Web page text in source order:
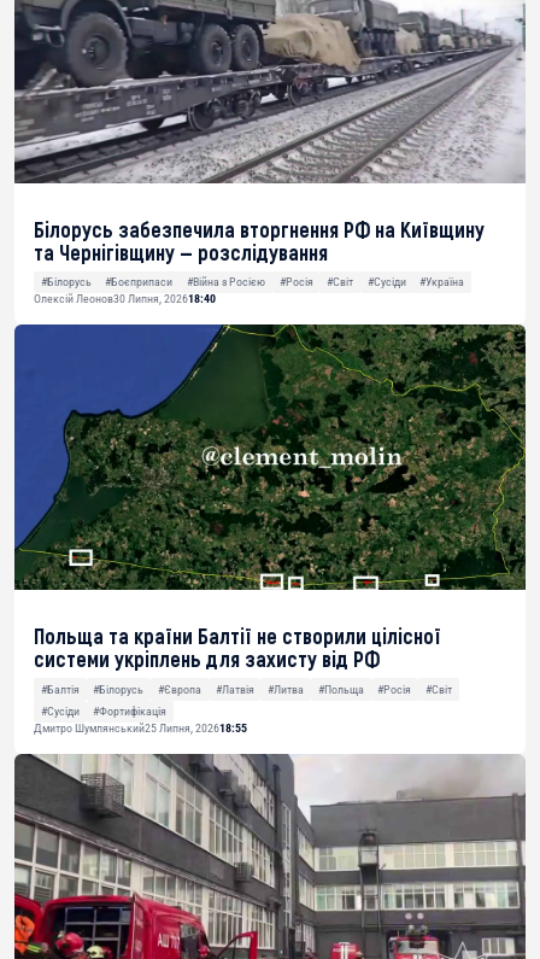
Білорусь забезпечила вторгнення РФ на Київщину
та Чернігівщину — розслідування
#Білорусь #Боєприпаси #Війна з Росією #Росія #Світ #Сусіди
#Україна
Олексій Леонов30 Липня, 202618:40
Польща та країни Балтії не створили цілісної
системи укріплень для захисту від РФ
#Балтія #Білорусь #Європа #Латвія #Литва #Польща #Росія
#Світ
#Сусіди
#Фортифікація
Дмитро Шумлянський25 Липня, 202618:55